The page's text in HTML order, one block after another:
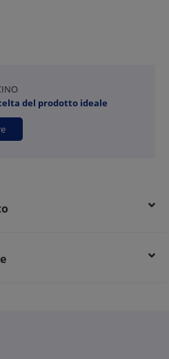
del prodotto ideale